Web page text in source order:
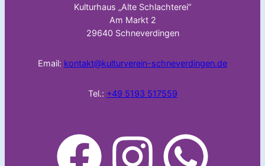
Kulturhaus „Alte Schlachterei“
Am Markt 2
29640 Schneverdingen
Email: kontakt@kulturverein-schneverdingen.de
Tel.: +49 5193 517559
facebook Instagram WhatsApp